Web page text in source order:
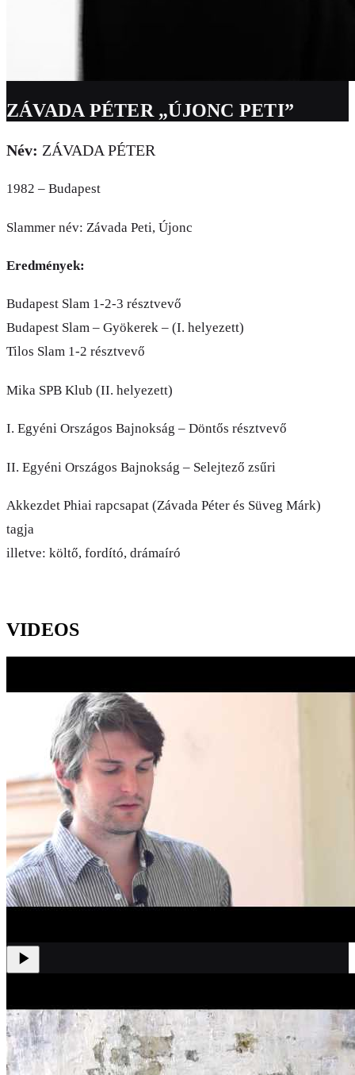
ZÁVADA PÉTER „ÚJONC PETI”
Név: ZÁVADA PÉTER
1982 – Budapest
Slammer név: Závada Peti, Újonc
Eredmények:
Budapest Slam 1-2-3 résztvevő
Budapest Slam – Gyökerek – (I. helyezett)
Tilos Slam 1-2 résztvevő
Mika SPB Klub (II. helyezett)
I. Egyéni Országos Bajnokság – Döntős résztvevő
II. Egyéni Országos Bajnokság – Selejtező zsűri
Akkezdet Phiai rapcsapat (Závada Péter és Süveg Márk)
tagja
illetve: költő, fordító, drámaíró
VIDEOS